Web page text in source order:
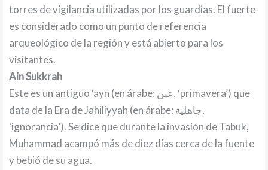
torres de vigilancia utilizadas por los guardias. El fuerte
es considerado como un punto de referencia
arqueológico de la región y está abierto para los
visitantes.
Ain Sukkrah
Este es un antiguo ‘ayn (en árabe: عين, ‘primavera’) que
data de la Era de Jahiliyyah (en árabe: جاهلية,
‘ignorancia’). Se dice que durante la invasión de Tabuk,
Muhammad acampó más de diez días cerca de la fuente
y bebió de su agua.